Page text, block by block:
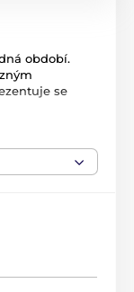
období.
se